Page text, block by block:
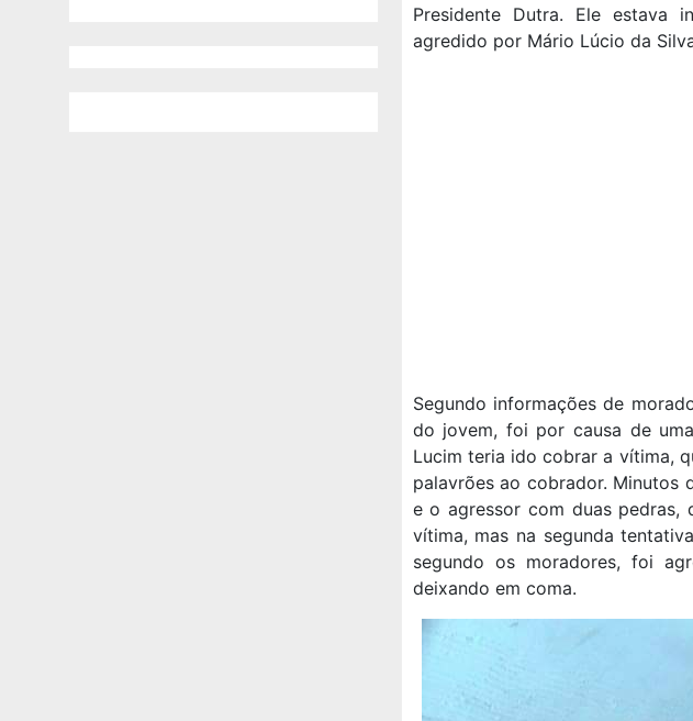
Presidente Dutra. Ele estava
agredido por Mário Lúcio da
Segundo informações de
do jovem, foi por causa de
Lucim teria ido cobrar a vítima,
palavrões ao cobrador. Minutos
e o agressor com duas pedras,
vítima, mas na segunda
segundo os moradores, foi
deixando em coma.